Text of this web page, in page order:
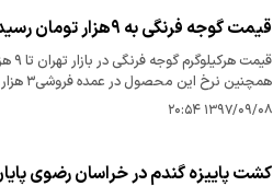
قیمت گوجه فرنگی به ۹هزار تومان رسید
فروش می‌رسد.
۱۳۹۷/۰۹/۰۸ ۲۰:۵۴
کشت پاییزه گندم در خراسان رضوی